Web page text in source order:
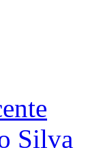
Silva